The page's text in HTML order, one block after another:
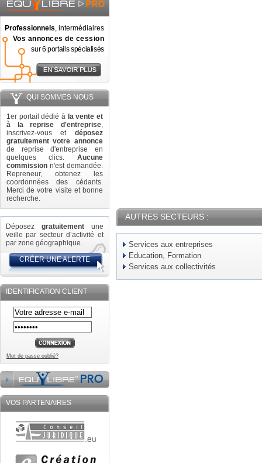
Professionnels, intermédiaires
Vos annonces de cession
sur 6 portails spécialisés
QUI SOMMES NOUS
1er portail dédié à la vente et
à la reprise d'entreprise,
inscrivez-vous et déposez
gratuitement votre annonce
de reprise d'entreprise en
quelques clics. Aucune
commission n'est demandée.
Repreneur, obtenez les
coordonnées des cédants.
Merci de votre visite et bonne
recherche.
Déposez gratuitement une
veille par secteur d’activité et
par zone géographique.
CRÉER UNE ALERTE
IDENTIFICATION CLIENT
Mot de passe oublié?
VOS PARTENAIRES
AUTRES SECTEURS :
Services aux entreprises
Education, Formation
Services aux collectivités